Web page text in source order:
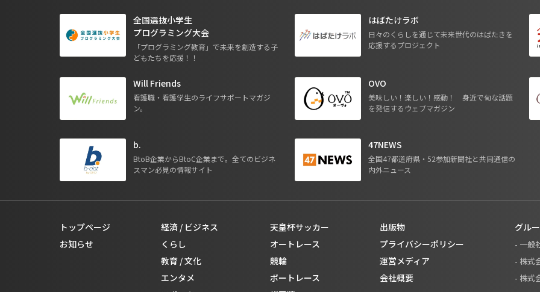
全国選抜小学生
プログラミング大会
「プログラミング教育」で未来を創造する子
どもたちを応援！！
はばたけラボ
日々のくらしを通じて未来世代のはばたきを
応援するプロジェクト
Will Friends
看護職・看護学生のライフサポートマガジ
ン。
OVO
美味しい！楽しい！感動！ 身近で旬な話題
を発信するウェブマガジン
b.
BtoB企業からBtoC企業まで。全てのビジネ
スマン必見の情報サイト
47NEWS
全国47都道府県・52参加新聞社と共同通信の
内外ニュース
トップページ
お知らせ
経済 / ビジネス
くらし
教育 / 文化
エンタメ
天皇杯サッカー
オートレース
競輪
ボートレース
出版物
プライバシーポリシー
運営メディア
会社概要
グル
- 一般
- 株式
- 株式